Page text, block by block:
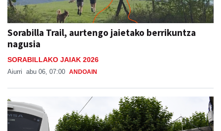
Sorabilla Trail, aurtengo jaietako berrikuntza
nagusia
SORABILLAKO JAIAK 2026
Aiurri abu 06, 07:00 ANDOAIN